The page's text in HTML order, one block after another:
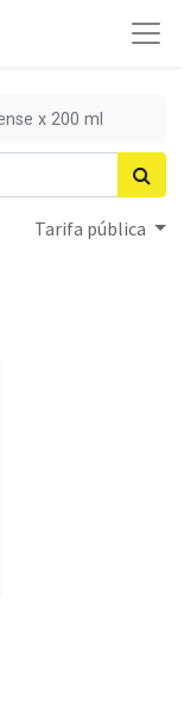
x 200 ml
Tarifa pública